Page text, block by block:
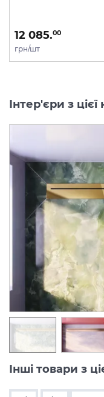
12 085.00
грн/шт
Інтер'єри з цієї
Інші товари з